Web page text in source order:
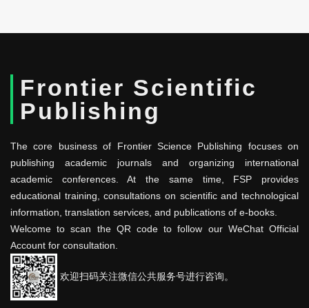
Frontier Scientific
Publishing
The core business of Frontier Science Publishing focuses on
publishing academic journals and organizing international
academic conferences. At the same time, FSP provides
educational training, consultations on scientific and technological
information, translation services, and publications of e-books.
Welcome to scan the QR code to follow our WeChat Official
Account for consultation.
欢迎扫码关注微信公共服务号进行咨询。